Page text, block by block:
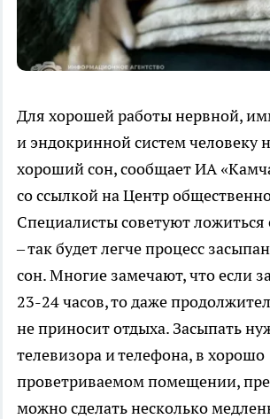
Для хорошей работы нервной,
и эндокринной систем человеку
хороший сон, сообщает ИА
со ссылкой на Центр
Специалисты советуют ложиться
– так будет легче процесс
сон. Многие замечают, что если
23-24 часов, то даже
не приносит отдыха. Засыпать
телевизора и телефона, в хорошо
проветриваемом помещении,
можно сделать несколько